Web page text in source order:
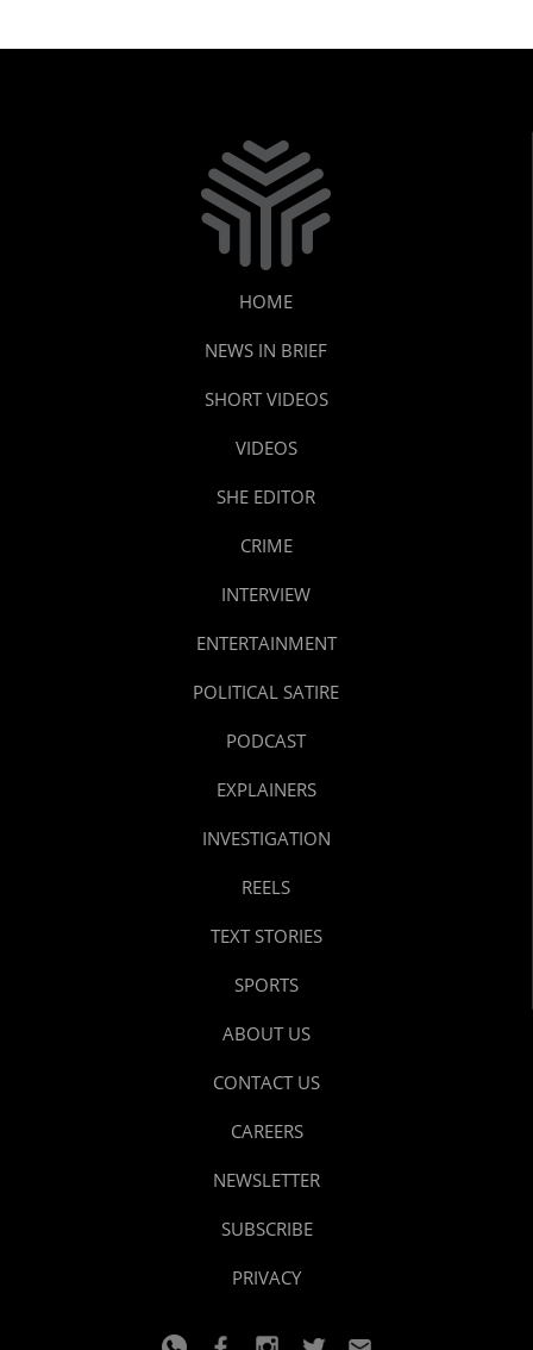
HOME
NEWS IN BRIEF
SHORT VIDEOS
VIDEOS
SHE EDITOR
CRIME
INTERVIEW
ENTERTAINMENT
POLITICAL SATIRE
PODCAST
EXPLAINERS
INVESTIGATION
REELS
TEXT STORIES
SPORTS
ABOUT US
CONTACT US
CAREERS
NEWSLETTER
SUBSCRIBE
PRIVACY